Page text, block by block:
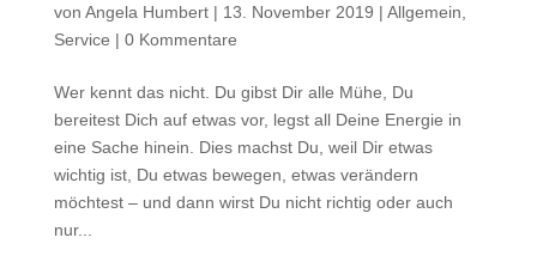
von Angela Humbert| 13. November 2019 | Allgemein
Service | 0 Kommentare
Wer kennt das nicht. Du gibst Dir alle Mühe, Du
bereitest Dich auf etwas vor, legst all Deine Energie in
eine Sache hinein. Dies machst Du, weil Dir etwas
wichtig ist, Du etwas bewegen, etwas verändern
möchtest – und dann wirst Du nicht richtig oder auch
nur...